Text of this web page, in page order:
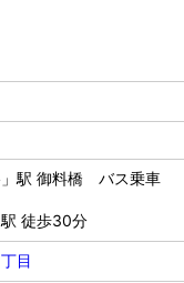
」駅 御料橋 バス乗車
徒歩30分
目